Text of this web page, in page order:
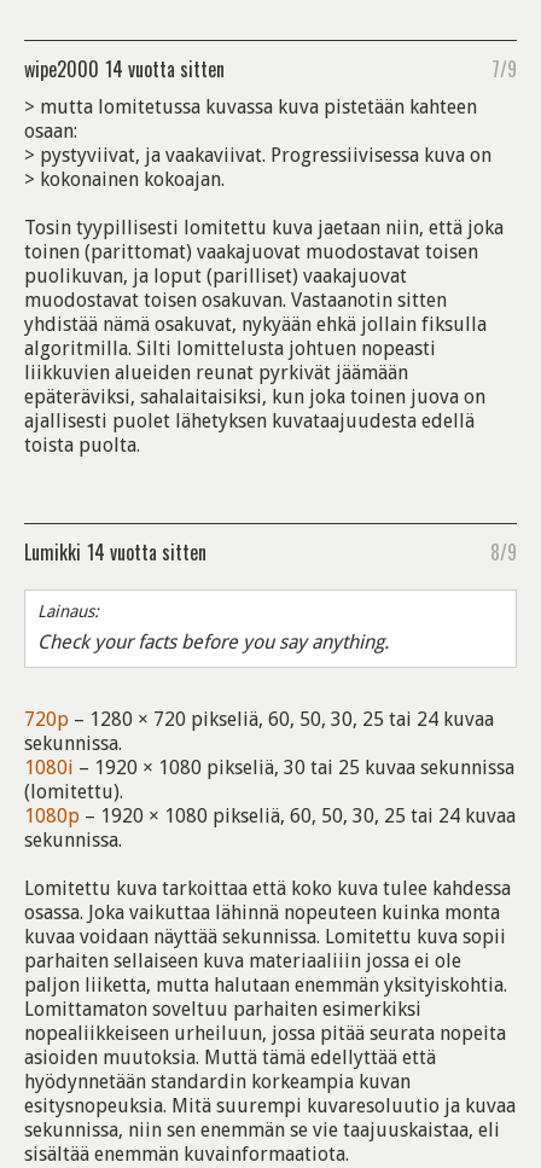
wipe2000 14 vuotta sitten 7/9
> mutta lomitetussa kuvassa kuva pistetään kahteen
osaan:
> pystyviivat, ja vaakaviivat. Progressiivisessa kuva on
> kokonainen kokoajan.
Tosin tyypillisesti lomitettu kuva jaetaan niin, että joka
toinen (parittomat) vaakajuovat muodostavat toisen
puolikuvan, ja loput (parilliset) vaakajuovat
muodostavat toisen osakuvan. Vastaanotin sitten
yhdistää nämä osakuvat, nykyään ehkä jollain fiksulla
algoritmilla. Silti lomittelusta johtuen nopeasti
liikkuvien alueiden reunat pyrkivät jäämään
epäteräviksi, sahalaitaisiksi, kun joka toinen juova on
ajallisesti puolet lähetyksen kuvataajuudesta edellä
toista puolta.
Lumikki 14 vuotta sitten 8/9
Lainaus:
Check your facts before you say anything.
720p – 1280 × 720 pikseliä, 60, 50, 30, 25 tai 24 kuvaa
sekunnissa.
1080i – 1920 × 1080 pikseliä, 30 tai 25 kuvaa sekunnissa
(lomitettu).
1080p – 1920 × 1080 pikseliä, 60, 50, 30, 25 tai 24 kuvaa
sekunnissa.
Lomitettu kuva tarkoittaa että koko kuva tulee kahdessa
osassa. Joka vaikuttaa lähinnä nopeuteen kuinka monta
kuvaa voidaan näyttää sekunnissa. Lomitettu kuva sopii
parhaiten sellaiseen kuva materiaaliiin jossa ei ole
paljon liiketta, mutta halutaan enemmän yksityiskohtia.
Lomittamaton soveltuu parhaiten esimerkiksi
nopealiikkeiseen urheiluun, jossa pitää seurata nopeita
asioiden muutoksia. Muttä tämä edellyttää että
hyödynnetään standardin korkeampia kuvan
esitysnopeuksia. Mitä suurempi kuvaresoluutio ja kuvaa
sekunnissa, niin sen enemmän se vie taajuuskaistaa, eli
sisältää enemmän kuvainformaatiota.